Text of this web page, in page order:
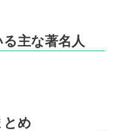
主な著名人
とめ